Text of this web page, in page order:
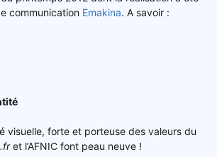
communication Emakina. A savoir :
visuelle, forte et porteuse des valeurs du
.fret l’AFNIC font peau neuve !